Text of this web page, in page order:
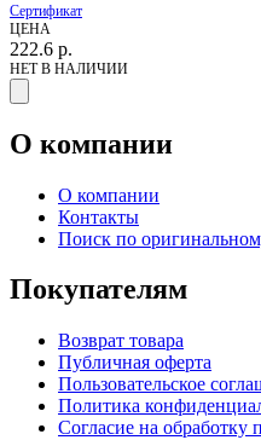
Сертификат
ЦЕНА
222.6 р.
НЕТ В НАЛИЧИИ
О компании
О компании
Контакты
Поиск по
Покупателям
Возврат товара
Публичная оферта
Пользовательское
Политика
Согласие на обработку